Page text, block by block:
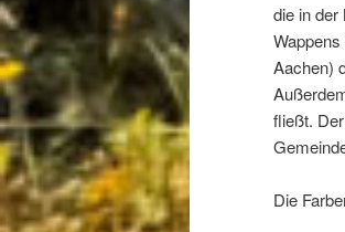
die in der
Aachen)
fließt.
Die